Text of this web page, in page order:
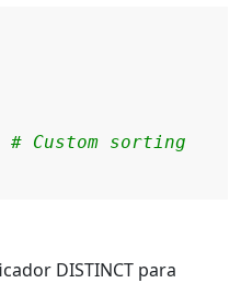
# Custom sorting
DISTINCT para